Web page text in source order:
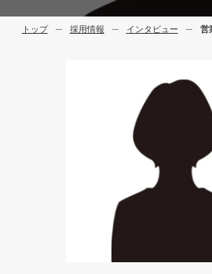
トップ 採用情報 インタビュー